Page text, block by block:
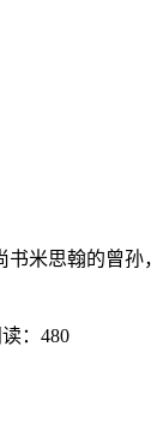
米思翰的曾
：480